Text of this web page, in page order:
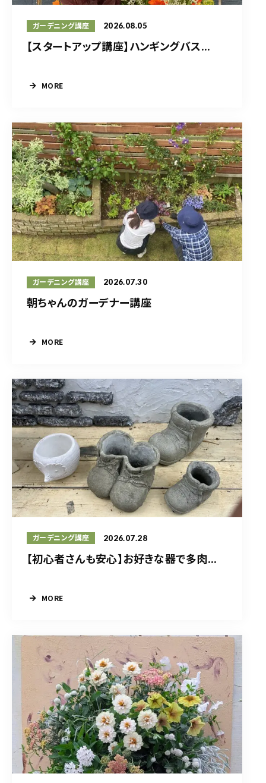
ガーデニング講座 2026.08.05
【スタートアップ講座】ハンギングバス...
MORE
ガーデニング講座 2026.07.30
朝ちゃんのガーデナー講座
MORE
ガーデニング講座 2026.07.28
【初心者さんも安心】お好きな器で多肉...
MORE